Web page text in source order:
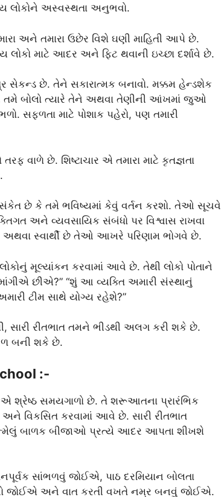
લોકોને અસ્વસ્થતા અનુભવો.
અને તમારા ઉછેર વિશે ઘણી માહિતી આપે છે.
લોકો માટે આદર અને ફિટ થવાની ઇચ્છા દર્શાવે છે.
સેકન્ડ છે. તેને સકારાત્મક બનાવો. મક્કમ હેન્ડશેક
તમે બોલો ત્યારે તેને અથવા તેણીની આંખમાં જુઓ
સફળતા માટે પોશાક પહેરો, પણ તમારી
તરફ વાળે છે. શિષ્ટાચાર એ તમારા માટે કૃતજ્ઞતા
છે કે તમે ભવિષ્યમાં કેવું વર્તન કરશો. તેઓ સૂચવે
અને વ્યવસાયિક સંબંધો પર વિશ્વાસ રાખવા
સ્વાર્થી છે તેઓ આખરે પરિણામ ભોગવે છે.
મૂલ્યાંકન કરવામાં આવે છે. તેથી લોકો પોતાને
છીએ?” “શું આ વ્યક્તિ અમારી સંસ્થાનું
ટીમ સાથે યોગ્ય રહેશે?”
સારી રીતભાત તમને ભીડથી અલગ કરી શકે છે.
બની શકે છે.
:-
એ શ્રેષ્ઠ સમયગાળો છે. તે શરૂઆતના પ્રારંભિક
અને વિકસિત કરવામાં આવે છે. સારી રીતભાત
બાળક બીજાઓ પ્રત્યે આદર આપતા શીખશે
સાંભળવું જોઈએ, પાઠ દરમિયાન બોલતા
જોઈએ અને વાત કરતી વખતે નમ્ર બનવું જોઈએ.